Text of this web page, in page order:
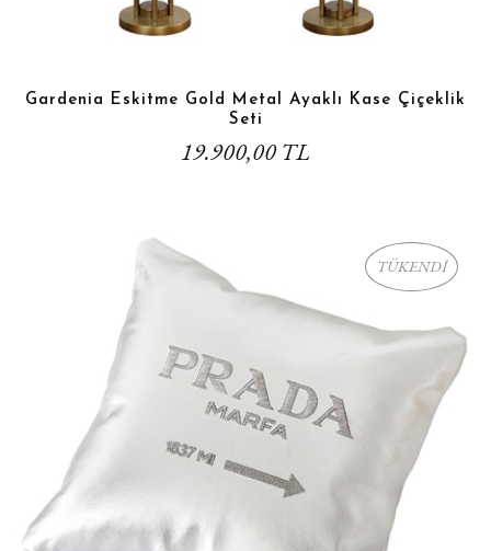
Gardenia Eskitme Gold Metal Ayaklı Kase Çiçeklik
Seti
19.900,00 TL
TÜKENDİ